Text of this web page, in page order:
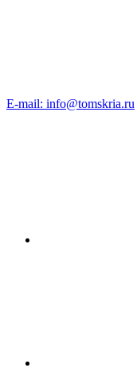
E-mail: info@tomskria.ru